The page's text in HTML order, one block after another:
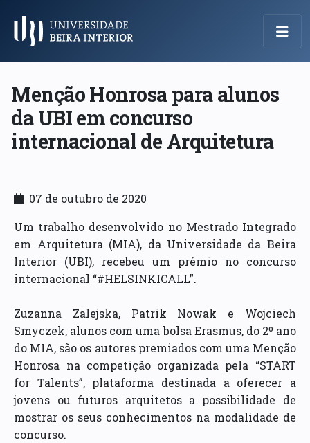
Menu Principal
Menção Honrosa para alunos
da UBI em concurso
internacional de Arquitetura
07 de outubro de 2020
Um trabalho desenvolvido no Mestrado Integrado
em Arquitetura (MIA), da Universidade da Beira
Interior (UBI), recebeu um prémio no concurso
internacional “#HELSINKICALL”.
Zuzanna Zalejska, Patrik Nowak e Wojciech
Smyczek, alunos com uma bolsa Erasmus, do 2º ano
do MIA, são os autores premiados com uma Menção
Honrosa na competição organizada pela “START
for Talents”, plataforma destinada a oferecer a
jovens ou futuros arquitetos a possibilidade de
mostrar os seus conhecimentos na modalidade de
concurso.